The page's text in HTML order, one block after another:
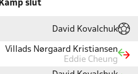
Kamp slut
David Kovalchuk
Villads Nørgaard Kristiansen
Eddie Cheung